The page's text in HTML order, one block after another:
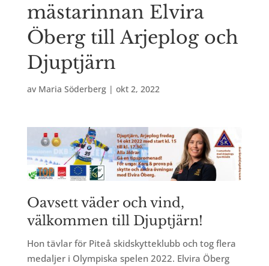
mästarinnan Elvira
Öberg till Arjeplog och
Djuptjärn
av Maria Söderberg| okt 2, 2022
Oavsett väder och vind,
välkommen till Djuptjärn!
Hon tävlar för Piteå skidskytteklubb och tog flera
medaljer i Olympiska spelen 2022. Elvira Öberg